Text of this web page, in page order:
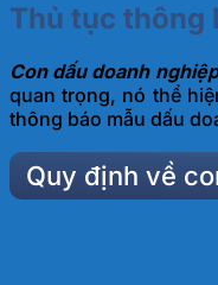
Thủ tục thông
Con dấu doanh nghiệp
quan trọng, nó thể
thông báo mẫu dấu
Quy định về